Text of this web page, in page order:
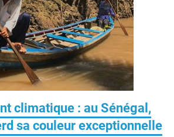
climatique : au Sénégal,
sa couleur exceptionnelle